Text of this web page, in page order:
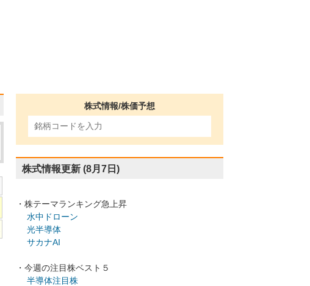
株式情報/株価予想
株式情報更新 (8月7日)
・株テーマランキング急上昇
水中ドローン
光半導体
サカナAI
・今週の注目株ベスト５
半導体注目株